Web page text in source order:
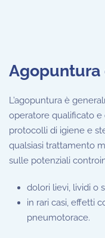
Agopuntura
L’agopuntura è
operatore qualificato e
protocolli di igiene e
qualsiasi trattamento
sulle potenziali
dolori lievi, lividi o
in rari casi, effetti
pneumotorace.